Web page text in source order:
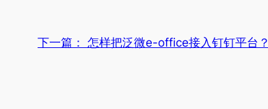
下一篇： 怎样把泛微e-office接入钉钉平台？